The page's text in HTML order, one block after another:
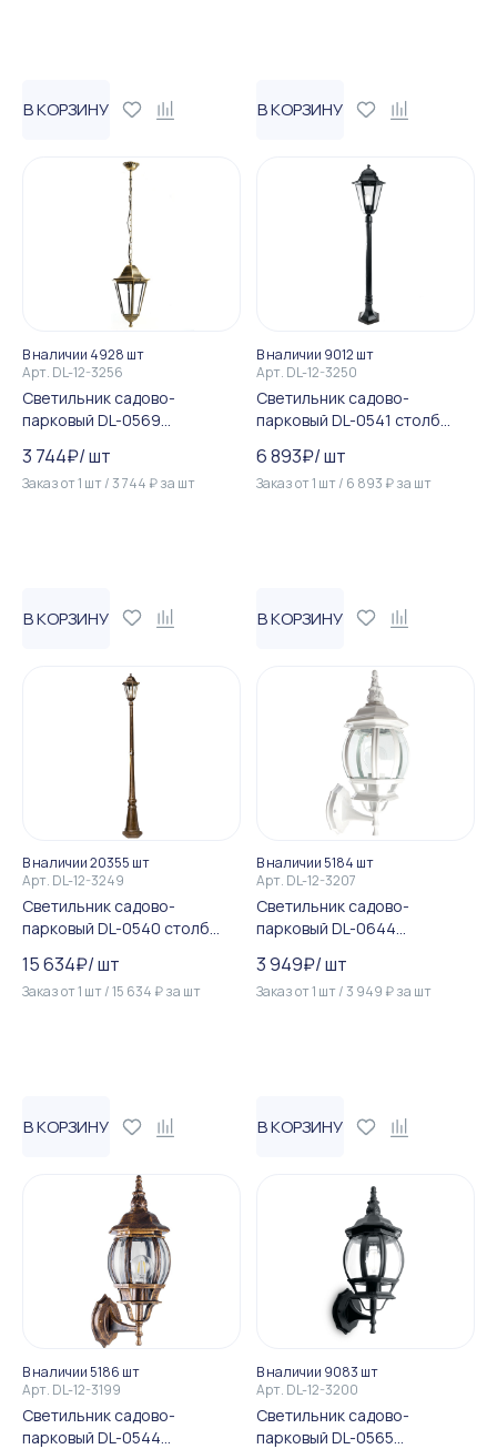
В КОРЗИНУ В КОРЗИНУ
В наличии 4928 шт
Арт. DL-12-3256
Светильник садово-
парковый DL-0569
3 744₽/шт
Заказ от1 шт/3 744 ₽за шт
В КОРЗИНУ
В наличии 9012 шт
Арт. DL-12-3250
Светильник садово-
парковый DL-0541 столб
6 893₽/шт
Заказ от1 шт/ 6 893 ₽за шт
В КОРЗИНУ
В наличии 20355 шт
Арт. DL-12-3249
Светильник садово-
парковый DL-0540 столб
15 634₽/шт
Заказ от1 шт/15 634 ₽за шт
В КОРЗИНУ
В наличии 5184 шт
Арт. DL-12-3207
Светильник садово-
парковый DL-0644
3 949₽/шт
Заказ от1 шт/3 949 ₽за шт
В КОРЗИНУ
В наличии 5186 шт
Арт. DL-12-3199
Светильник садово-
парковый DL-0544
В наличии 9083 шт
Арт. DL-12-3200
Светильник садово-
парковый DL-0565